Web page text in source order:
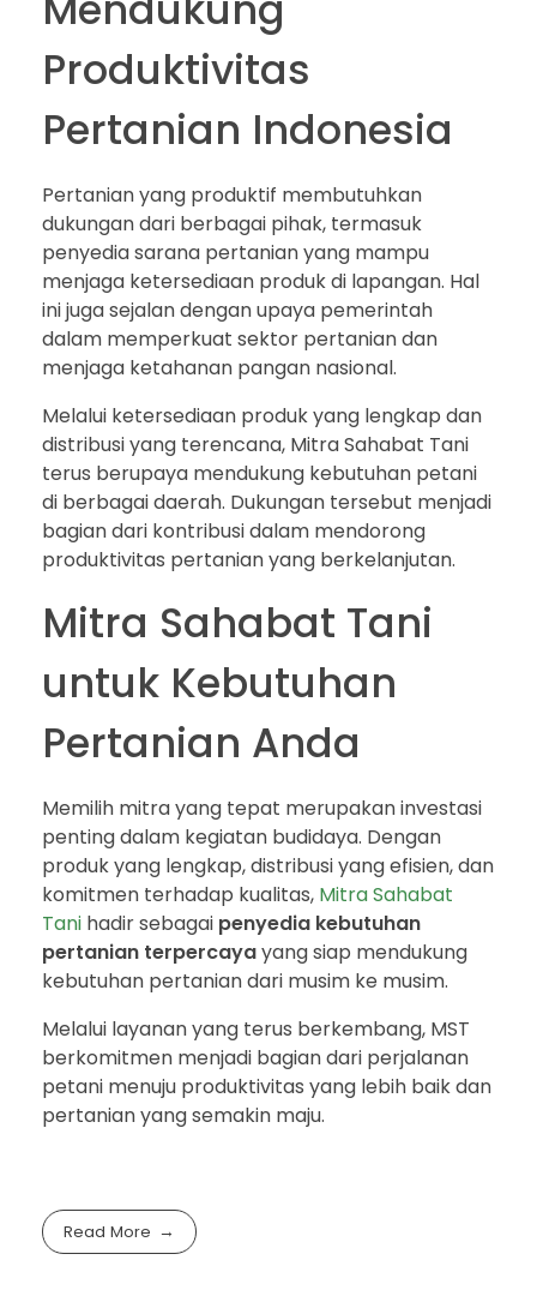
Produktivitas
Pertanian Indonesia
Pertanian yang produktif membutuhkan
dukungan dari berbagai pihak, termasuk
penyedia sarana pertanian yang mampu
menjaga ketersediaan produk di lapangan. Hal
ini juga sejalan dengan upaya pemerintah
dalam memperkuat sektor pertanian dan
menjaga ketahanan pangan nasional.
Melalui ketersediaan produk yang lengkap dan
distribusi yang terencana, Mitra Sahabat Tani
terus berupaya mendukung kebutuhan petani
di berbagai daerah. Dukungan tersebut menjadi
bagian dari kontribusi dalam mendorong
produktivitas pertanian yang berkelanjutan.
Mitra Sahabat Tani
untuk Kebutuhan
Pertanian Anda
Memilih mitra yang tepat merupakan investasi
penting dalam kegiatan budidaya. Dengan
produk yang lengkap, distribusi yang efisien, dan
komitmen terhadap kualitas, Mitra Sahabat
Tani hadir sebagai penyedia kebutuhan
pertanian terpercayayang siap mendukung
kebutuhan pertanian dari musim ke musim.
Melalui layanan yang terus berkembang, MST
berkomitmen menjadi bagian dari perjalanan
petani menuju produktivitas yang lebih baik dan
pertanian yang semakin maju.
Read More